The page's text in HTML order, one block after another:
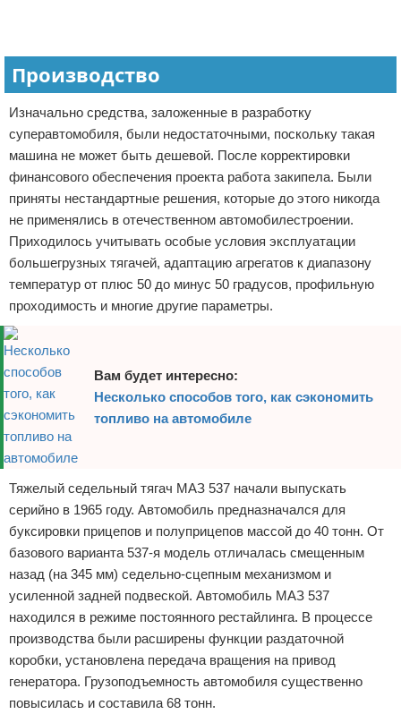
Производство
Изначально средства, заложенные в разработку
суперавтомобиля, были недостаточными, поскольку такая
машина не может быть дешевой. После корректировки
финансового обеспечения проекта работа закипела. Были
приняты нестандартные решения, которые до этого никогда
не применялись в отечественном автомобилестроении.
Приходилось учитывать особые условия эксплуатации
большегрузных тягачей, адаптацию агрегатов к диапазону
температур от плюс 50 до минус 50 градусов, профильную
проходимость и многие другие параметры.
Вам будет интересно:
Несколько способов того, как сэкономить
топливо на автомобиле
Тяжелый седельный тягач МАЗ 537 начали выпускать
серийно в 1965 году. Автомобиль предназначался для
буксировки прицепов и полуприцепов массой до 40 тонн. От
базового варианта 537-я модель отличалась смещенным
назад (на 345 мм) седельно-сцепным механизмом и
усиленной задней подвеской. Автомобиль МАЗ 537
находился в режиме постоянного рестайлинга. В процессе
производства были расширены функции раздаточной
коробки, установлена передача вращения на привод
генератора. Грузоподъемность автомобиля существенно
повысилась и составила 68 тонн.